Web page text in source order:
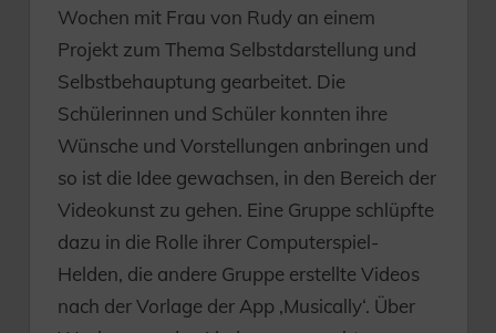
Wochen mit Frau von Rudy an einem
Projekt zum Thema Selbstdarstellung und
Selbstbehauptung gearbeitet. Die
Schülerinnen und Schüler konnten ihre
Wünsche und Vorstellungen anbringen und
so ist die Idee gewachsen, in den Bereich der
Videokunst zu gehen. Eine Gruppe schlüpfte
dazu in die Rolle ihrer Computerspiel-
Helden, die andere Gruppe erstellte Videos
nach der Vorlage der App ‚Musically‘. Über